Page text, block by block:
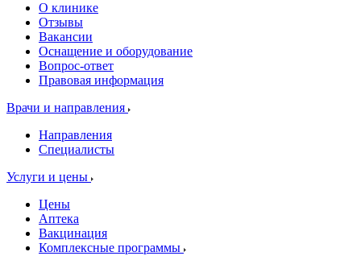
О клинике
Отзывы
Вакансии
Оснащение и оборудование
Вопрос-ответ
Правовая информация
Врачи и направления
Направления
Специалисты
Услуги и цены
Цены
Аптека
Вакцинация
Комплексные программы